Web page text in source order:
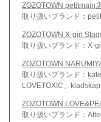
ZOZOTOWN petitmain
取り扱いブランド：
ZOZOTOWN X-girl
取り扱いブランド：X-
ZOZOTOWN
取り扱いブランド：
LOVETOXIC、
ZOZOTOWN
取り扱いブランド：